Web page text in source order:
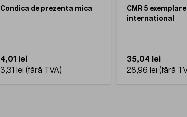
Condica de prezenta mica
4,01 lei
3,31 lei
CMR 5 exemplare
international
35,04 lei
28,96 lei